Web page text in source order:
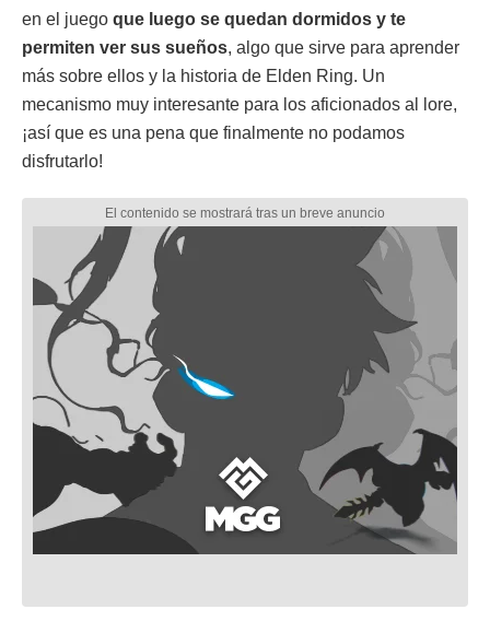
en el juego que luego se quedan dormidos y te
permiten ver sus sueños, algo que sirve para aprender
más sobre ellos y la historia de Elden Ring. Un
mecanismo muy interesante para los aficionados al lore,
¡así que es una pena que finalmente no podamos
disfrutarlo!